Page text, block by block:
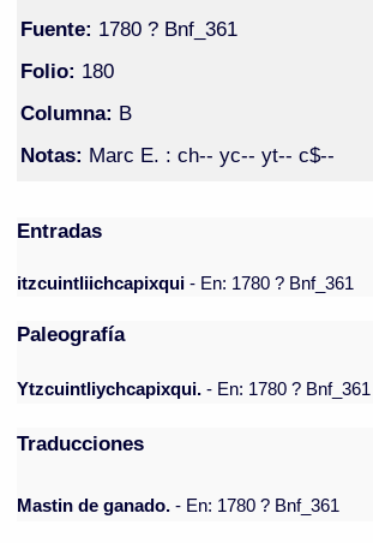
Fuente: 1780 ? Bnf_361
Folio: 180
Columna: B
Notas: Marc E. : ch-- yc-- yt-- c$--
Entradas
itzcuintliichcapixqui- En: 1780 ? Bnf_361
Paleografía
Ytzcuintliychcapixqui. - En: 1780 ? Bnf_361
Traducciones
Mastin de ganado. - En: 1780 ? Bnf_361